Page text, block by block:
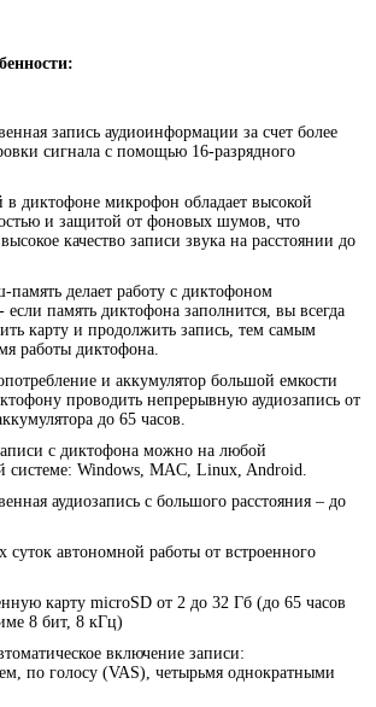
запись аудиоинформации за счет более
сигнала с помощью 16-разрядного
диктофоне микрофон обладает высокой
и защитой от фоновых шумов, что
качество записи звука на расстоянии до
делает работу с диктофоном
если память диктофона заполнится, вы всегда
карту и продолжить запись, тем самым
работы диктофона.
и аккумулятор большой емкости
проводить непрерывную аудиозапись от
до 65 часов.
c диктофона можно на любой
системе: Windows, MAC, Linux, Android.
аудиозапись с большого расстояния – до
суток автономной работы от встроенного
карту microSD от 2 до 32 Гб (до 65 часов
8 бит, 8 кГц)
включение записи:
по голосу (VAS), четырьмя однократными